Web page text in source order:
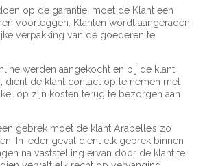
op de garantie, moet de Klant een
voorleggen. Klanten wordt aangeraden
verpakking van de goederen te
werden aangekocht en bij de klant
dient de klant contact op te nemen met
op zijn kosten terug te bezorgen aan
gebrek moet de klant Arabelle’s zo
In ieder geval dient elk gebrek binnen
na vaststelling ervan door de klant te